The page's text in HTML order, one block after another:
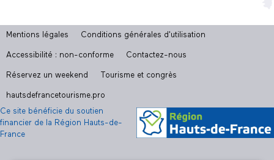
Mentions légales Conditions générales d'utilisation
Accessibilité : non-conforme Contactez-nous
Réservez un weekend Tourisme et congrès
hautsdefrancetourisme.pro
Ce site bénéficie du soutien
financier de la Région Hauts-de-
France